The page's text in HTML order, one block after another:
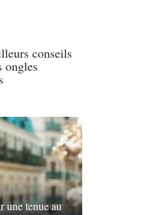
conseils
ongles
une tenue au